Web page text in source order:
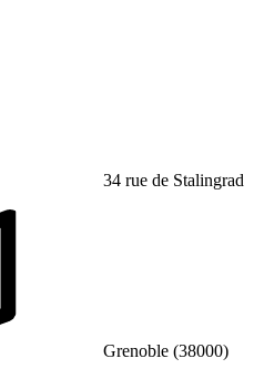
34 rue de Stalingrad
Grenoble (38000)